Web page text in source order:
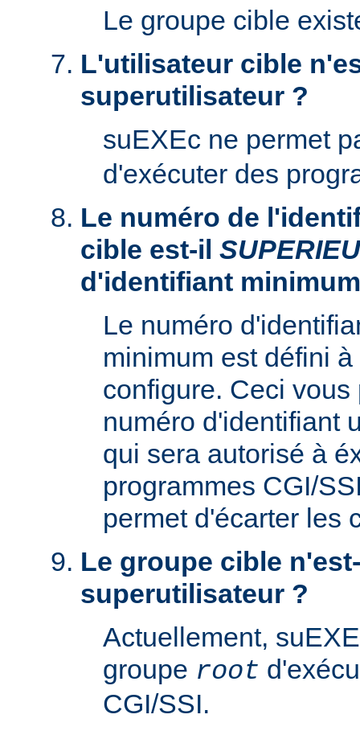
Le groupe cible
L'utilisateur cible
superutilisateur ?
suEXEc ne permet
d'exécuter des
Le numéro de
cible est-il
d'identifiant
Le numéro
minimum est défini
configure. Ceci
numéro d'identifiant
qui sera autorisé à
programmes CGI/
permet d'écarter les
Le groupe cible
superutilisateur ?
Actuellement,
groupe root
CGI/SSI.